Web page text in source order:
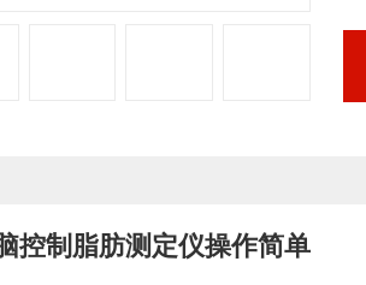
控制脂肪测定仪操作简单